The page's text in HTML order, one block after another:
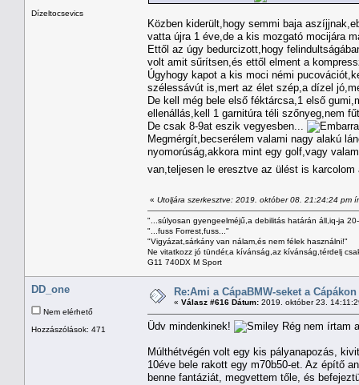
Dízeltocsevics
Közben kiderült,hogy semmi baja
vatta újra 1 éve,de a kis mozgató mocijára
Ettől az úgy bedurcizott,hogy
volt amit sűrítsen,és ettől elment a
Úgyhogy kapot a kis moci némi
szélessávút is,mert az élet szép,a dízel
De kell még bele első féktárcsa,1 első
ellenállás,kell 1 garnitúra téli szőnyeg,nem
De csak 8-9at eszik vegyesben...
Megmérgít,becserélem valami nagy alakú
nyomorúság,akkora mint egy golf,vagy
van,teljesen le eresztve az ülést is
« Utoljára szerkesztve: 2019. október 08. 21:24:24 pm
"...súlyosan gyengeelméjű,a debilitás határán áll,iq-ja
"...fuss Forrest,fuss..."
"Vigyázat,sárkány van nálam,és nem félek használni!"
Ne vitatkozz jó tündér,a kívánság,az kívánság,térdelj
G11 740DX M Sport
DD_one
Nem elérhető
Hozzászólások: 471
Re:Ami a CápaBMW-seket a
« Válasz #616 Dátum: 2019. október 23.
Üdv mindenkinek! Rég nem írtam
Múlthétvégén volt egy kis pályanapozás,
10éve bele rakott egy m70b50-et. Az építő
benne fantáziát, megvettem tőle, és